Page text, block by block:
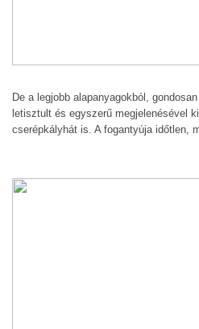
De a legjobb alapanyagokból,
letisztult és egyszerű megjelenésével
cserépkályhát is. A fogantyúja időtlen,